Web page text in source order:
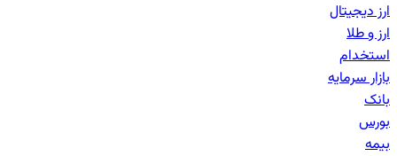
ارز دیجیتال
ارز و طلا
استخدام
بازار سرمایه
بانک‌
بورس
بیمه